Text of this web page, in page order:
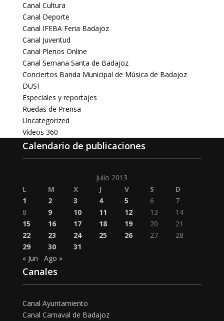
Canal Cultura
Canal Deporte
Canal IFEBA Feria Badajoz
Canal Juventud
Canal Plenos Online
Canal Semana Santa de Badajoz
Conciertos Banda Municipal de Música de Badajoz
DUSI
Especiales y reportajes
Ruedas de Prensa
Uncategorized
Vídeos 360
Calendario de publicaciones
julio 2013
L
M X J V S
D
1
2 3 4 5 6
7
8
9 10 11 12 13
14
15
16 17 18 19 20
21
22
23 24 25 26 27
28
29
30
31
« Jun
Ago »
Canales
Canal Ayuntamiento
Canal Carnaval de Badajoz